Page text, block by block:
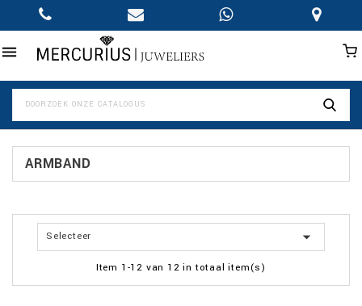

ARMBAND
Selecteer 
Item 1-12 van 12 in totaal item(s)